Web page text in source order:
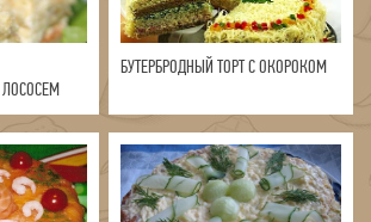
БУТЕРБРОДНЫЙ ТОРТ С ОКОРОКОМ